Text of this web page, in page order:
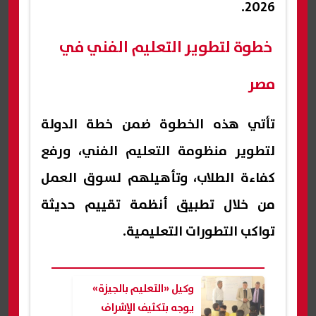
2026.
خطوة لتطوير التعليم الفني في
مصر
تأتي هذه الخطوة ضمن خطة الدولة
لتطوير منظومة التعليم الفني، ورفع
كفاءة الطلاب، وتأهيلهم لسوق العمل
من خلال تطبيق أنظمة تقييم حديثة
تواكب التطورات التعليمية.
وكيل «التعليم بالجيزة»
يوجه بتكثيف الإشراف